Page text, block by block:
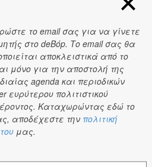
χρονιά λειτουργίας του.
Μπέκετ, Σαίξπηρ, Ίψεν, Φρέιν.
της υποκριτικής
το email σας για να γίνετε
στο deBόp. Το email σας θα
αποκλειστικά από το
μόνο για την αποστολή της
agenda και περιοδικών
ευρύτερου πολιτιστικού
Καταχωρώντας εδώ το
αποδέχεστε την πολιτική
μας.